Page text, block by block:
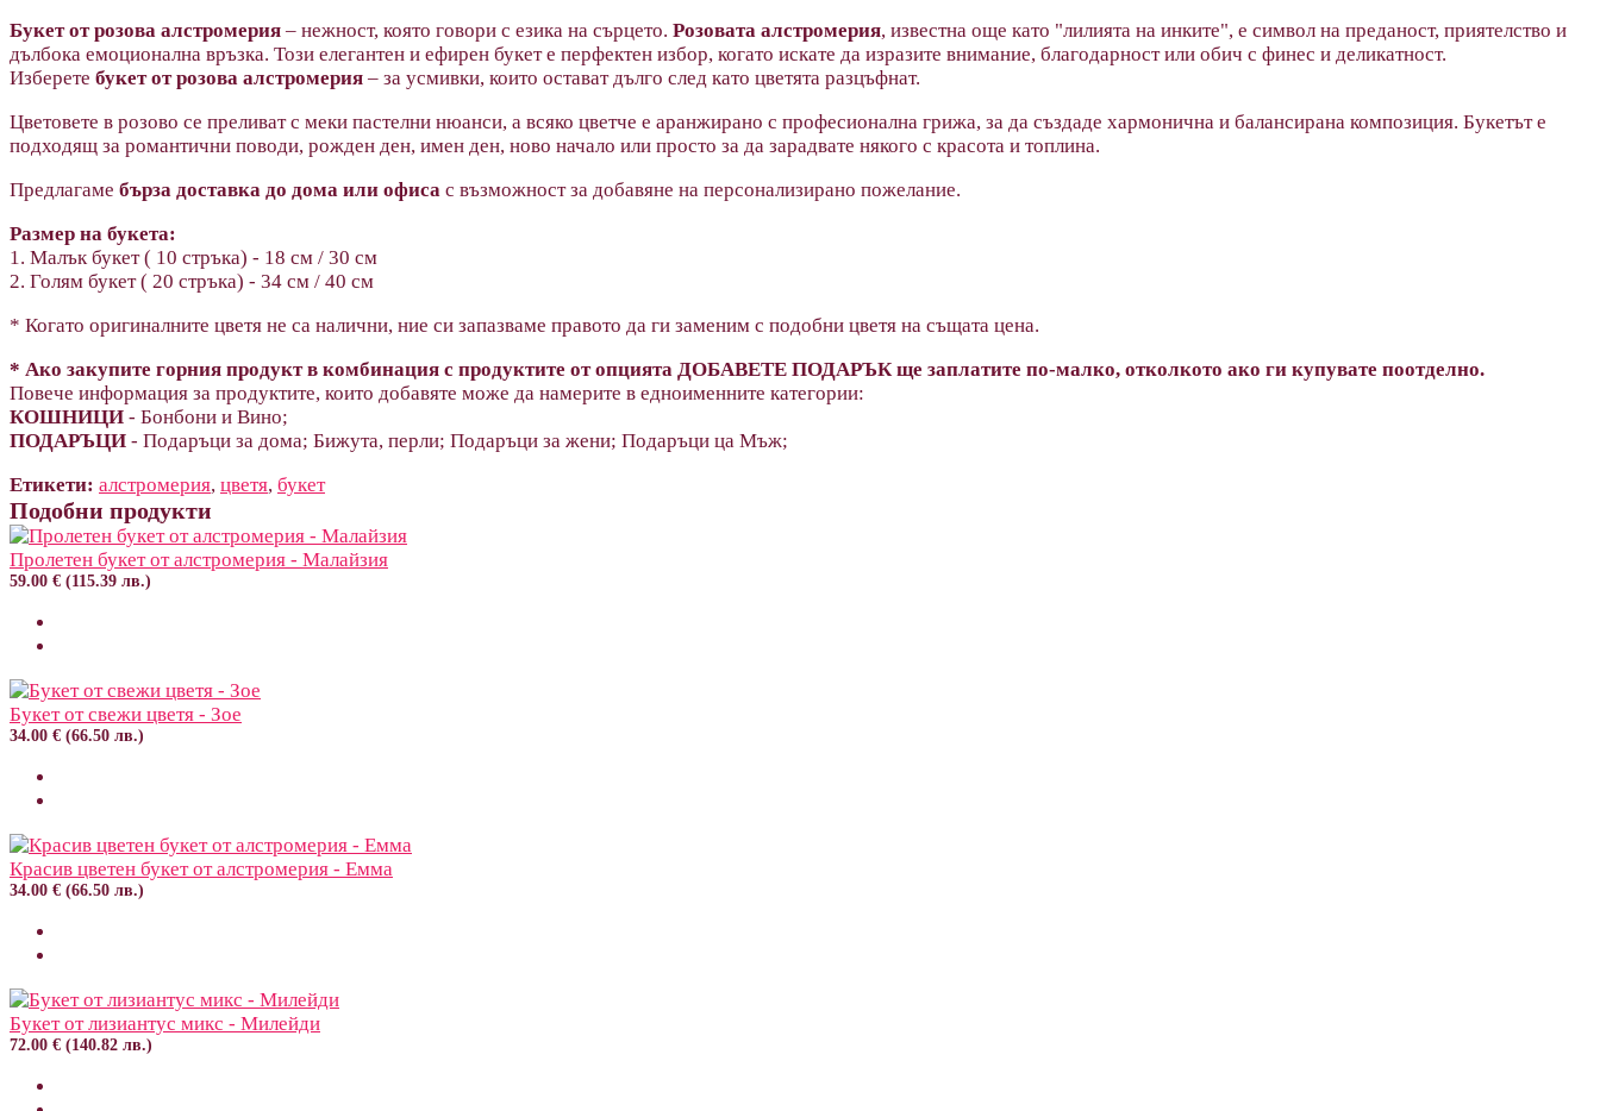
Букет от розова алстромерия – нежност, която говори с езика на сърцето. Розовата алстромерия, известна още като "лилията на инките", е символ на преданост, приятелство и
дълбока емоционална връзка. Този елегантен и ефирен букет е перфектен избор, когато искате да изразите внимание, благодарност или обич с финес и деликатност.
Изберете букет от розова алстромерия – за усмивки, които остават дълго след като цветята разцъфнат.
Цветовете в розово се преливат с меки пастелни нюанси, а всяко цветче е аранжирано с професионална грижа, за да създаде хармонична и балансирана композиция. Букетът е
подходящ за романтични поводи, рожден ден, имен ден, ново начало или просто за да зарадвате някого с красота и топлина.
Предлагаме бърза доставка до дома или офиса с възможност за добавяне на персонализирано пожелание.
Размер на букета:
1. Малък букет ( 10 стръка) - 18 см / 30 cм
2. Голям букет ( 20 стръка) - 34 см / 40 cм
* Когато оригиналните цветя не са налични, ние си запазваме правото да ги заменим с подобни цветя на същата цена.
* Ако закупите горния продукт в комбинация с продуктите от опцията ДОБАВЕТЕ ПОДАРЪК ще заплатите по-малко, отколкото ако ги купувате поотделно.
Повече информация за продуктите, които добавяте може да намерите в едноименните категории:
КОШНИЦИ - Бонбони и Вино;
ПОДАРЪЦИ - Подаръци за дома; Бижута, перли; Подаръци за жени; Подаръци ца Мъж;
Етикети: алстромерия, цветя, букет
Подобни продукти
Пролетен букет от алстромерия - Малайзия
59.00 € (115.39 лв.)
Букет от свежи цветя - Зое
34.00 € (66.50 лв.)
Красив цветен букет от алстромерия - Емма
34.00 € (66.50 лв.)
Букет от лизиантус микс - Милейди
72.00 € (140.82 лв.)